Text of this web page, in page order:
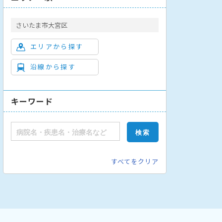
さいたま市大宮区
エリアから探す
沿線から探す
キーワード
すべてをクリア